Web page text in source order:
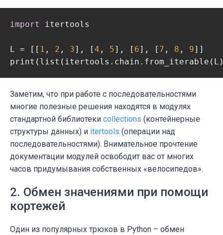
import itertools
L = [[ 1 , 2 , 3], [4 , 5], [ 6], [ 7 , 8 , 9]]
Заметим, что при работе с последовательностями
многие полезные решения находятся в модулях
стандартной библиотеки collections (контейнерные
структуры данных) и itertools (операции над
последовательностями). Внимательное прочтение
документации модулей освободит вас от многих
часов придумывания собственных «велосипедов».
2. Обмен значениями при помощи
кортежей
Один из популярных трюков в Python – обмен